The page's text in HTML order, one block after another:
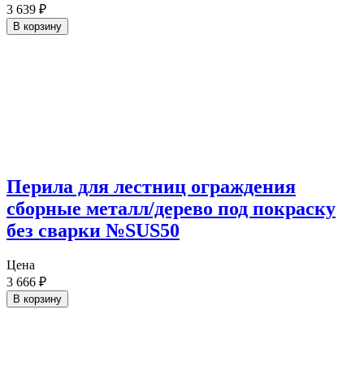
3 639 ₽
В корзину
Перила для лестниц ограждения
сборные металл/дерево под покраску
без сварки №SUS50
Цена
3 666 ₽
В корзину